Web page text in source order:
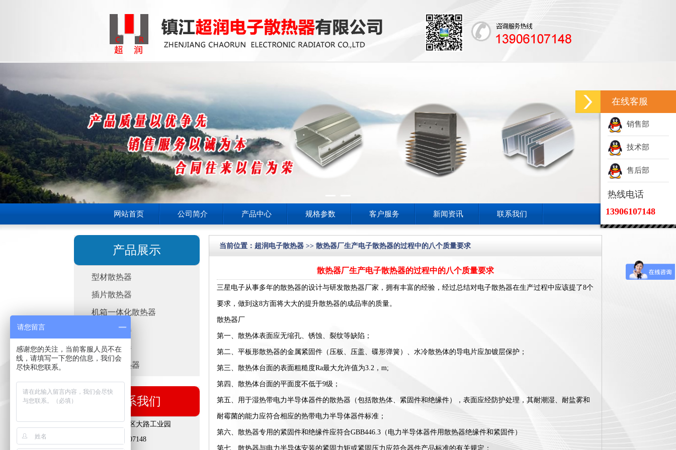
网站首页 公司简介 产品中心 规格参数 客户服务 新闻资讯 联系我们
产品展示
型材散热器
插片散热器
机箱一体化散热器
变频散热器
电阻散热器
导热管散热器
联系我们
地址：镇江新区大路工业园
手机：13906107148
当前位置：超润电子散热器 >> 散热器厂生产电子散热器的过程中的八个质量要求
散热器厂生产电子散热器的过程中的八个质量要求
三星电子从事多年的散热器的设计与研发散热器厂家，拥有丰富的经验，经过总结对电子散热器在生产过程中应该提了8个
要求，做到这8方面将大大的提升散热器的成品率的质量。
散热器厂
第一、散热体表面应无缩孔、锈蚀、裂纹等缺陷；
第二、平板形散热器的金属紧固件（压板、压盖、碟形弹簧）、水冷散热体的导电片应加镀层保护；
第三、散热体台面的表面粗糙度Ra最大允许值为3.2，m;
第四、散热体台面的平面度不低于9级；
第五、用于湿热带电力半导体器件的散热器（包括散热体、紧固件和绝缘件），表面应经防护处理，其耐潮湿、耐盐雾和
耐霉菌的能力应符合相应的热带电力半导体器件标准；
第六、散热器专用的紧固件和绝缘件应符合GBB446.3（电力半导体器件用散热器绝缘件和紧固件）
第七、散热器与电力半导体安装的紧固力矩或紧固压力应符合器件产品标准的有关规定；
在线客服
销售部
技术部
售后部
热线电话
13906107148
请您留言
感谢您的关注，当前客服人员不在
线，请填写一下您的信息，我们会
尽快和您联系。